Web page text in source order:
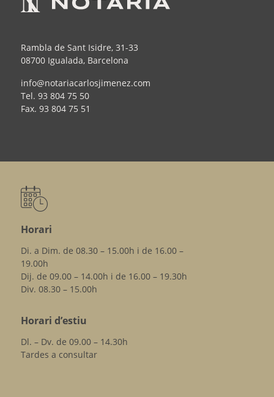
Rambla de Sant Isidre, 31-33
08700 Igualada, Barcelona
info@notariacarlosjimenez.com
Tel. 93 804 75 50
Fax. 93 804 75 51
Horari
Di. a Dim. de 08.30 – 15.00h i de 16.00 –
19.00h
Dij. de 09.00 – 14.00h i de 16.00 – 19.30h
Div. 08.30 – 15.00h
Horari d’estiu
Dl. – Dv. de 09.00 – 14.30h
Tardes a consultar